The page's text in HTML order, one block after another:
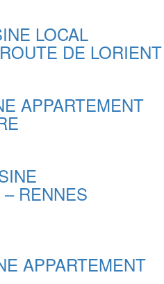
LOCAL
DE LORIENT
APPARTEMENT
RENNES
APPARTEMENT